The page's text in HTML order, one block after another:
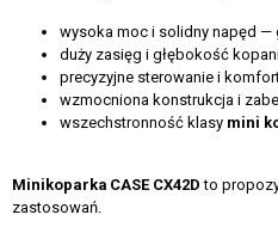
wysoka moc i solidny napęd —
duży zasięg i głębokość
precyzyjne sterowanie i
wzmocniona konstrukcja i
wszechstronność klasy mini
Minikoparka CASE CX42D to
zastosowań.